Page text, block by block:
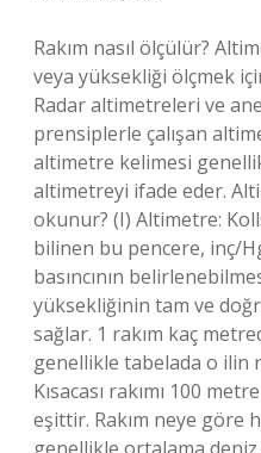
Rakım nasıl ölçülür?
veya yüksekliği ölçmek
Radar altimetreleri ve
prensiplerle çalışan
altimetre kelimesi
altimetreyi ifade eder.
okunur? (I) Altimetre:
bilinen bu pencere, inç/
basıncının
yüksekliğinin tam ve
sağlar. 1 rakım kaç
genellikle tabelada o ilin
Kısacası rakımı 100
eşittir. Rakım neye göre